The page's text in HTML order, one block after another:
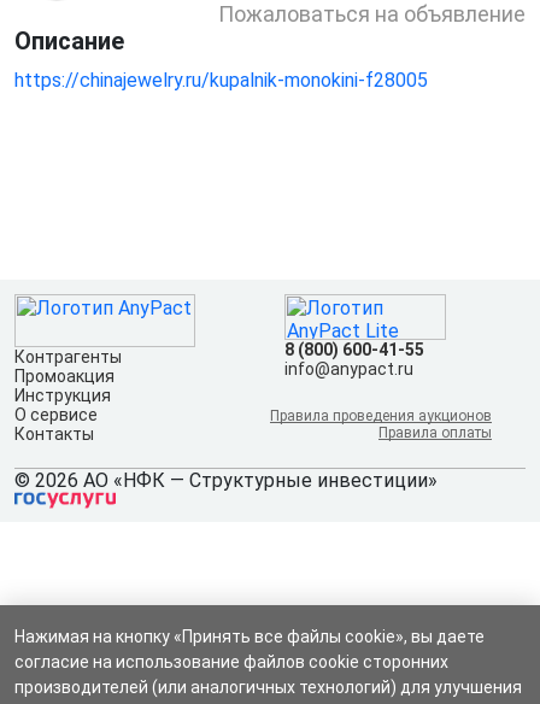
Пожаловаться на объявление
Описание
https://chinajewelry.ru/kupalnik-monokini-f28005
Контрагенты
Промоакция
Инструкция
О сервисе
Контакты
8 (800) 600-41-55
info@anypact.ru
Правила проведения аукционов
Правила оплаты
© 2026 АО «НФК — Структурные инвестиции»
Нажимая на кнопку «Принять все файлы cookie», вы даете
согласие на использование файлов cookie сторонних
производителей (или аналогичных технологий) для улучшения